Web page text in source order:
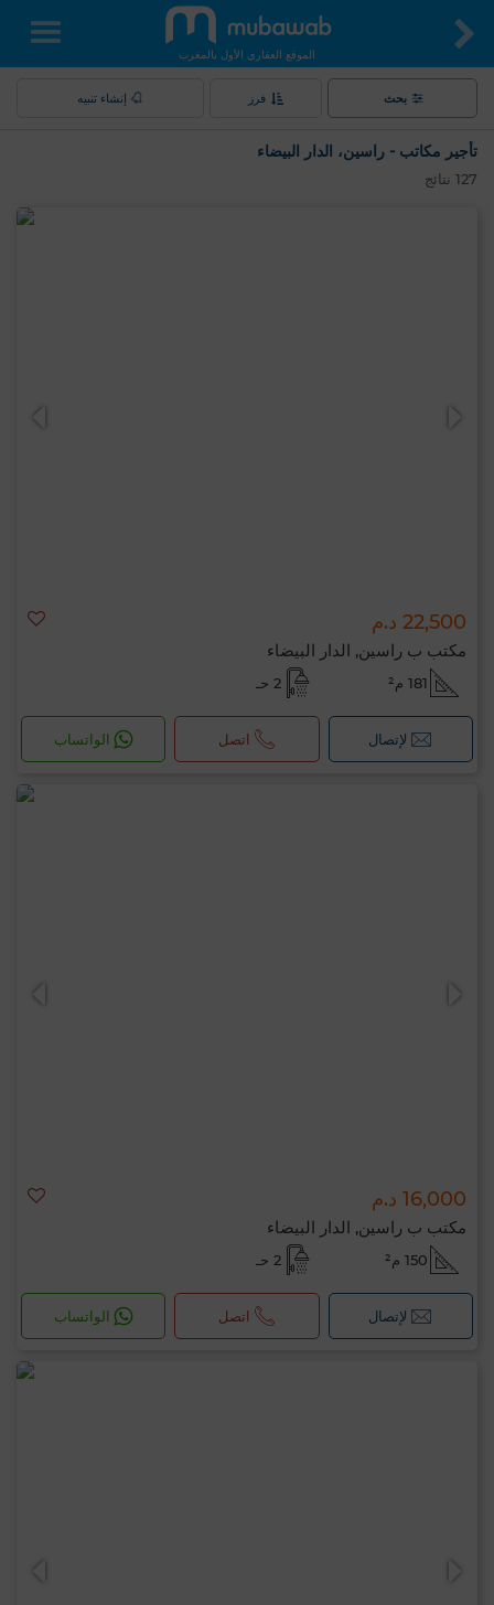
الموقع العقاري الأول بالمغرب
بحث فرز إنشاء تنبيه
تأجير مكاتب - راسين، الدار البيضاء
127 نتائج
22,500 د.م
مكتب ب راسين, الدار البيضاء
181 م² 2 حـ
لإتصال اتصل الواتساب
16,000 د.م
مكتب ب راسين, الدار البيضاء
150 م² 2 حـ
لإتصال اتصل الواتساب